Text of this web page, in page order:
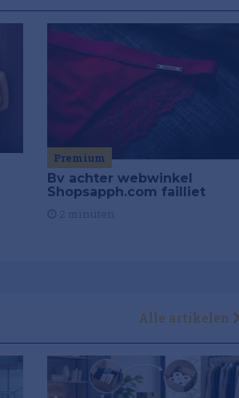
Premium
Bv achter webwinkel
Shopsapph.com failliet
Alle artikelen